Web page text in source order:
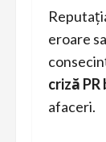
eroare
criză PR
afaceri.